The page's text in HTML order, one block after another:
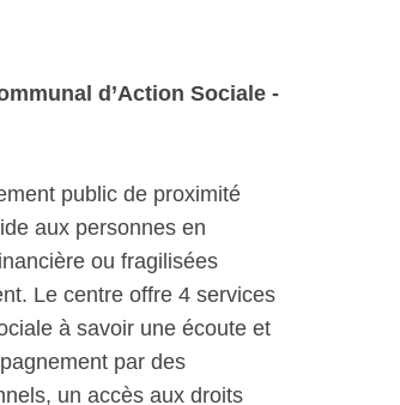
d’Action Sociale -
public de proximité
aux personnes en
ou fragilisées
Le centre offre 4 services
à savoir une écoute et
par des
un accès aux droits